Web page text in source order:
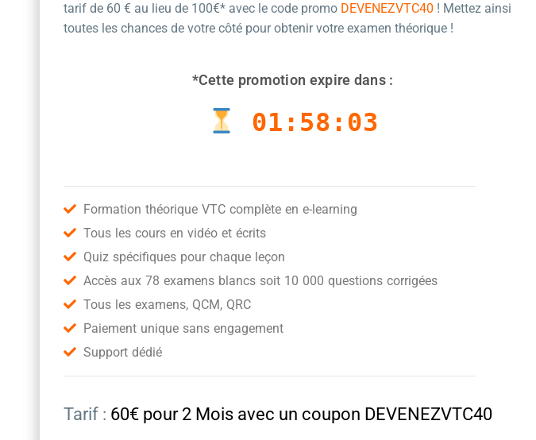
tarif de 60 € au lieu de 100€* avec le code promo DEVENEZVTC40 ! Mettez ainsi
toutes les chances de votre côté pour obtenir votre examen théorique !
*Cette promotion expire dans :
01:58:02
Formation théorique VTC complète en e-learning
Tous les cours en vidéo et écrits
Quiz spécifiques pour chaque leçon
Accès aux 78 examens blancs soit 10 000 questions corrigées
Tous les examens, QCM, QRC
Paiement unique sans engagement
Support dédié
Tarif : 60€ pour 2 Mois avec un coupon DEVENEZVTC40